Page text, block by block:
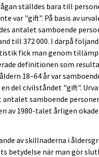
ställdes bara till
var "gift". På basis av
antalet samboende
till 372 000. I därpå
fick man genom
definitionen som
18–64 år var
del civilståndet "gift".
antalet samboende
av 1980-talet årligen
av skillnaderna i
betydelse när man gör